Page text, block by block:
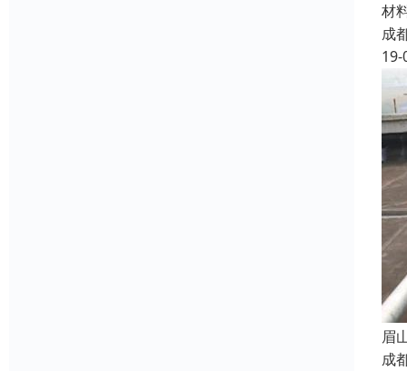
材
成
19-
眉
成